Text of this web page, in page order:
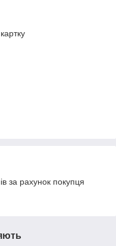
за рахунок покупця